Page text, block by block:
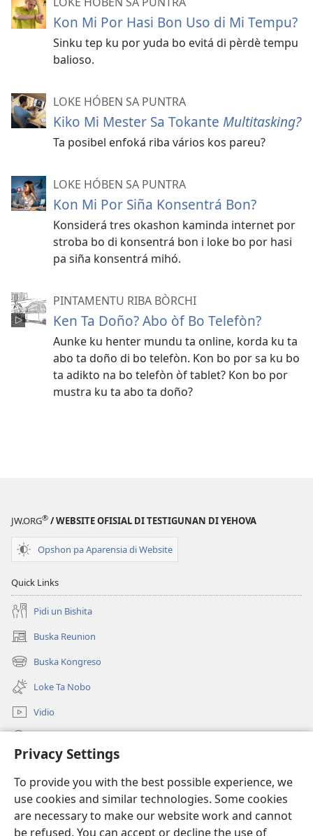
Privacy Settings
To provide you with the best possible experience, we
use cookies and similar technologies. Some cookies
are necessary to make our website work and cannot
be refused. You can accept or decline the use of
Kon Mi Por Hasi Bon Uso di Mi Tempu?
Sinku tep ku por yuda bo evitá di pèrdè tempu
balioso.
LOKE HÓBEN SA PUNTRA
Kiko Mi Mester Sa Tokante Multitasking?
Ta posibel enfoká riba vários kos pareu?
LOKE HÓBEN SA PUNTRA
Kon Mi Por Siña Konsentrá Bon?
Konsiderá tres okashon kaminda internet por
stroba bo di konsentrá bon i loke bo por hasi
pa siña konsentrá mihó.
PINTAMENTU RIBA BÒRCHI
Ken Ta Doño? Abo òf Bo Telefòn?
Aunke ku henter mundu ta online, korda ku ta
abo ta doño di bo telefòn. Kon bo por sa ku bo
ta adikto na bo telefòn òf tablet? Kon bo por
mustra ku ta abo ta doño?
JW.ORG® / WEBSITE OFISIAL DI TESTIGUNAN DI YEHOVA
Opshon pa Aparensia di Website
Quick Links
Pidi un Bishita
Buska Reunion
(opens
new
window)
Buska Kongreso
(opens
new
window)
Loke Ta Nobo
Vidio
(opens
window)BIBLIOTEKA ONLINE Watchtower™
(opens
new